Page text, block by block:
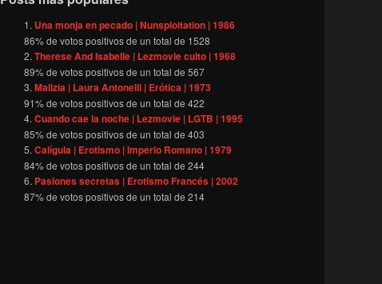
Una monja en pecado | Nunsploitation | 1986
86% de votos positivos de un total de 1528
Therese And Isabelle | Lezmovie culto | 1968
89% de votos positivos de un total de567
Malizia | Laura Antonelli | Erótica | 1973
91% de votos positivos de un total de422
Cuando cae la noche | Lezmovie | LGTB | 1995
85% de votos positivos de un total de403
Calígula | Erotismo | Imperio Romano | 1979
84% de votos positivos de un total de244
Pasiones secretas | Erotismo Francés | 2002
87% de votos positivos de un total de214